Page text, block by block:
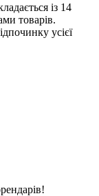
із 14
товарів.
усієї